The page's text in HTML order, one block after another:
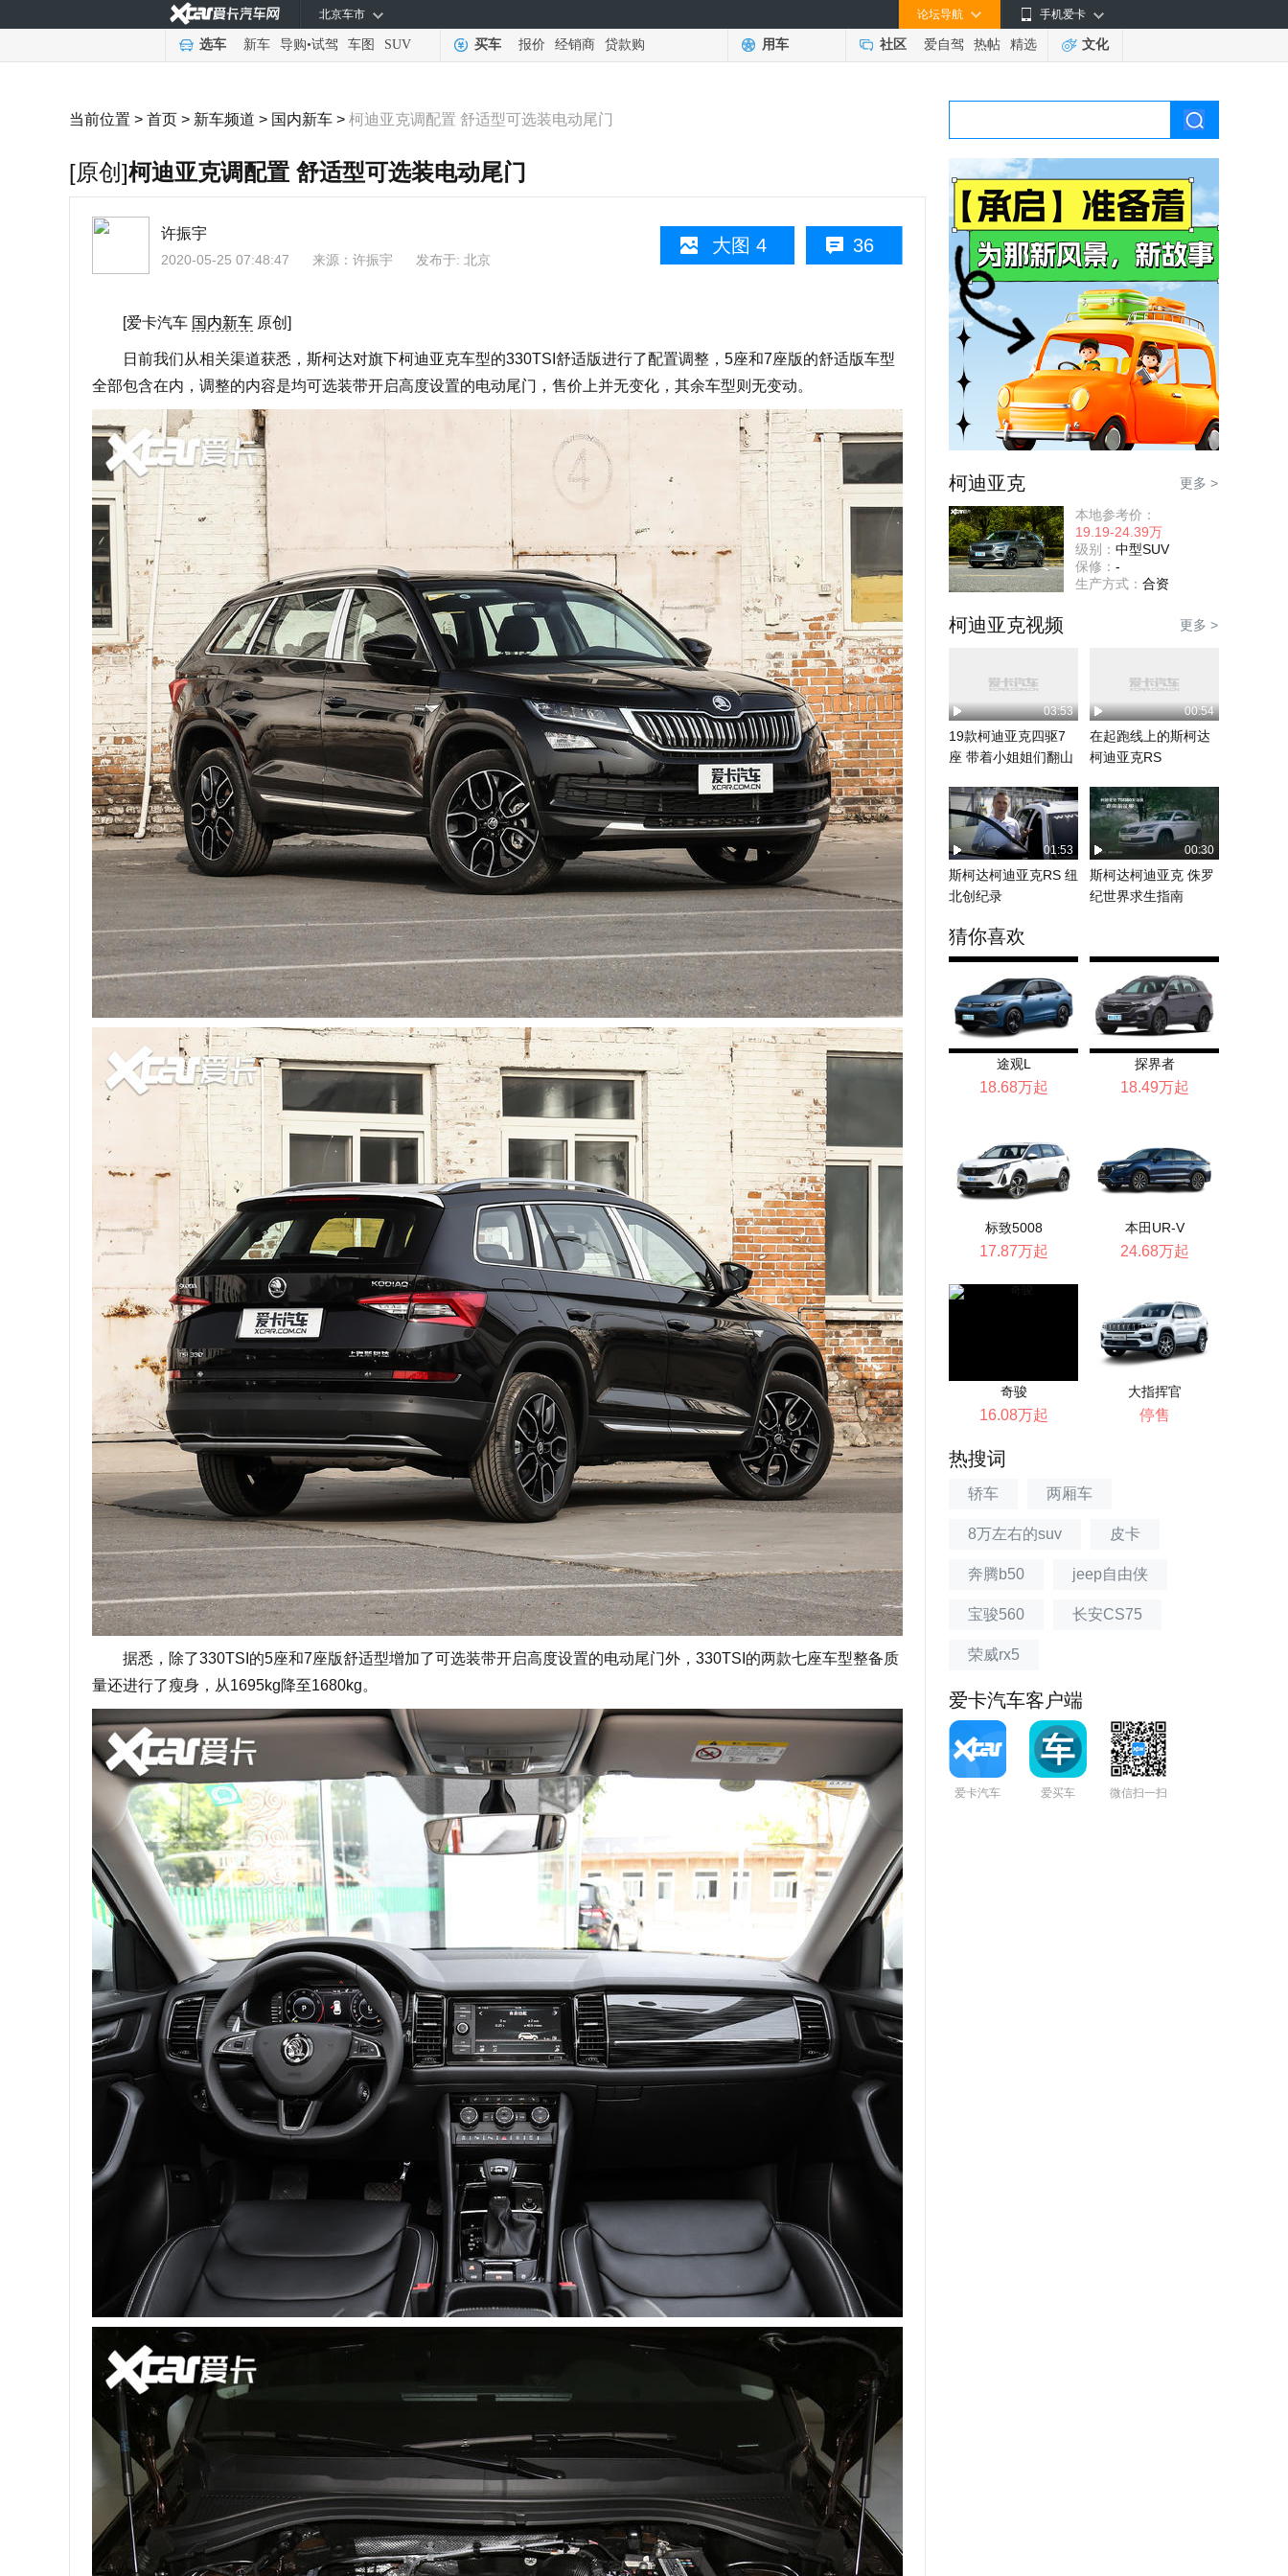
手机爱卡
论坛导航
北京车市
选车 新车 导购•试驾 车图 SUV 买车 报价 经销商 贷款购 用车 社区 爱自驾 热帖 精选 文化
当前位置 > 首页 > 新车频道 > 国内新车 > 柯迪亚克调配置 舒适型可选装电动尾门
[原创]柯迪亚克调配置 舒适型可选装电动尾门
36
大图 4
许振宇
2020-05-25 07:48:47 来源： 许振宇 发布于: 北京
[爱卡汽车 国内新车 原创]
日前我们从相关渠道获悉，斯柯达对旗下柯迪亚克车型的330TSI舒适版进行了配置调整，5座和7座版的舒适版车型
全部包含在内，调整的内容是均可选装带开启高度设置的电动尾门，售价上并无变化，其余车型则无变动。
据悉，除了330TSI的5座和7座版舒适型增加了可选装带开启高度设置的电动尾门外，330TSI的两款七座车型整备质
量还进行了瘦身，从1695kg降至1680kg。
柯迪亚克 更多 >
本地参考价：
19.19-24.39万
级别： 中型SUV
保修： -
生产方式： 合资
柯迪亚克视频 更多 >
03:53
19款柯迪亚克四驱7
座 带着小姐姐们翻山
00:54
在起跑线上的斯柯达
柯迪亚克RS
01:53
斯柯达柯迪亚克RS 纽
北创纪录
00:30
斯柯达柯迪亚克 侏罗
纪世界求生指南
猜你喜欢
途观L
18.68万起
探界者
18.49万起
标致5008
17.87万起
本田UR-V
24.68万起
奇骏
16.08万起
大指挥官
停售
热搜词
轿车 两厢车
8万左右的suv 皮卡
奔腾b50 jeep自由侠
宝骏560 长安CS75
荣威rx5
爱卡汽车客户端
爱卡汽车 爱买车 微信扫一扫